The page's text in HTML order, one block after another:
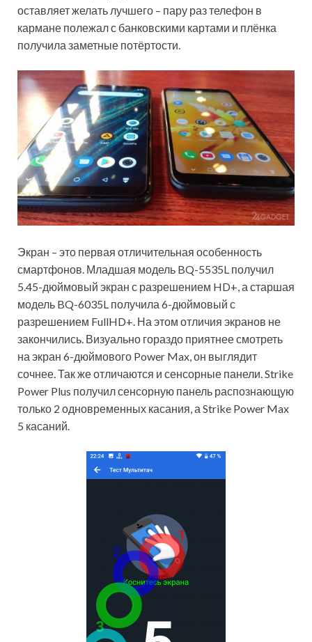
оставляет желать лучшего – пару раз телефон в
кармане полежал с банковскими картами и плёнка
получила заметные потёртости.
Экран – это первая отличительная особенность
смартфонов. Младшая модель BQ-5535L получил
5.45-дюймовый экран с разрешением HD+, а старшая
модель BQ-6035L получила 6-дюймовый с
разрешением FullHD+. На этом отличия экранов не
закончились. Визуально гораздо приятнее смотреть
на экран 6-дюймового Power Max, он выглядит
сочнее. Так же отличаются и сенсорные панели. Strike
Power Plus получил сенсорную панель распознающую
только 2 одновременных касания, а Strike Power Max
5 касаний.